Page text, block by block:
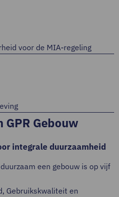
voor de MIA-regeling
GPR Gebouw
integrale duurzaamheid
een gebouw is op vijf
Gebruikskwaliteit en